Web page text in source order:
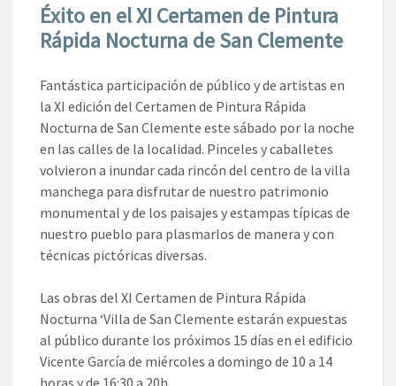
Éxito en el XI Certamen de Pintura
Rápida Nocturna de San Clemente
Fantástica participación de público y de artistas en
la XI edición del Certamen de Pintura Rápida
Nocturna de San Clemente este sábado por la noche
en las calles de la localidad. Pinceles y caballetes
volvieron a inundar cada rincón del centro de la villa
manchega para disfrutar de nuestro patrimonio
monumental y de los paisajes y estampas típicas de
nuestro pueblo para plasmarlos de manera y con
técnicas pictóricas diversas.
Las obras del XI Certamen de Pintura Rápida
Nocturna ‘Villa de San Clemente estarán expuestas
al público durante los próximos 15 días en el edificio
Vicente García de miércoles a domingo de 10 a 14
horas y de 16:30 a 20h.